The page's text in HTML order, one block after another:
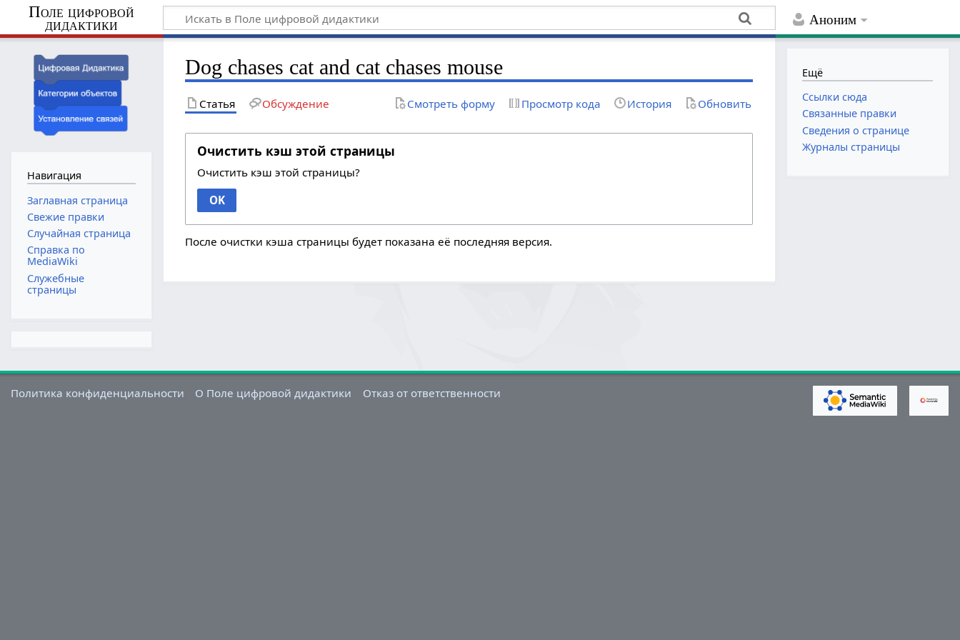
Аноним
Поле цифровой
дидактики
Dog chases cat and cat chases mouse
Статья Обсуждение Смотреть форму Просмотр кода История Обновить
Очистить кэш этой страницы
Очистить кэш этой страницы?
OK
После очистки кэша страницы будет показана её последняя версия.
Навигация
Заглавная страница
Свежие правки
Случайная страница
Справка по
MediaWiki
Служебные
страницы
Ещё
Ссылки сюда
Связанные правки
Сведения о странице
Журналы страницы
Политика конфиденциальности О Поле цифровой дидактики Отказ от ответственности